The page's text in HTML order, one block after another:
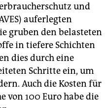
und
auferlegten
gruben den belasteten
in tiefere Schichten
dies durch eine
Schritte ein, um
Auch die Kosten für
von 100 Euro habe die